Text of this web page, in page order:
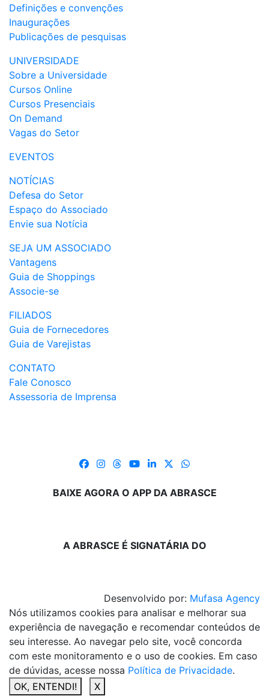
Definições e convenções
Inaugurações
Publicações de pesquisas
UNIVERSIDADE
Sobre a Universidade
Cursos Online
Cursos Presenciais
On Demand
Vagas do Setor
EVENTOS
NOTÍCIAS
Defesa do Setor
Espaço do Associado
Envie sua Notícia
SEJA UM ASSOCIADO
Vantagens
Guia de Shoppings
Associe-se
FILIADOS
Guia de Fornecedores
Guia de Varejistas
CONTATO
Fale Conosco
Assessoria de Imprensa
BAIXE AGORA O APP DA ABRASCE
A ABRASCE É SIGNATÁRIA DO
Desenvolvido por: Mufasa Agency
Nós utilizamos cookies para analisar e melhorar sua
experiência de navegação e recomendar conteúdos de
seu interesse. Ao navegar pelo site, você concorda
com este monitoramento e o uso de cookies. Em caso
de dúvidas, acesse nossa Política de Privacidade.
OK, ENTENDI!
X